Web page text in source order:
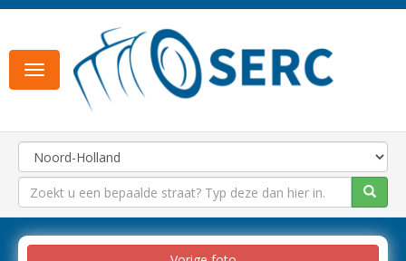
Toggle
navigation